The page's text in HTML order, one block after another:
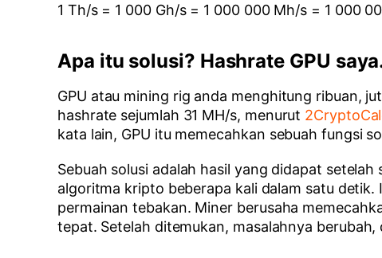
1 Th/s = 1 000 Gh/s = 1 000 000 Mh/s = 1 000
Apa itu solusi? Hashrate GPU
GPU atau mining rig anda menghitung ribuan,
hashrate sejumlah 31 MH/s, menurut
kata lain, GPU itu memecahkan sebuah fungsi
Sebuah solusi adalah hasil yang didapat
algoritma kripto beberapa kali dalam satu
permainan tebakan. Miner berusaha
tepat. Setelah ditemukan, masalahnya